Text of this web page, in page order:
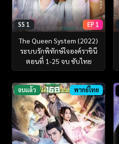
SS 1 EP 1
The Queen System (2022)
ระบบรักพิทักษ์ใจองค์ราชินี
ตอนที่ 1-25 จบ ซับไทย
จบแล้ว พากย์ไทย